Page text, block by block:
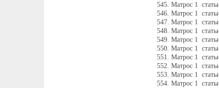
Матрос 1
Матрос 1
Матрос 1
Матрос 1
Матрос 1
Матрос 1
Матрос 1
Матрос 1
Матрос 1
Матрос 1